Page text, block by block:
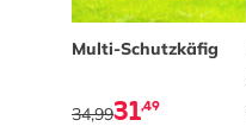
Multi-Schutzkäfig
31,49
34,99